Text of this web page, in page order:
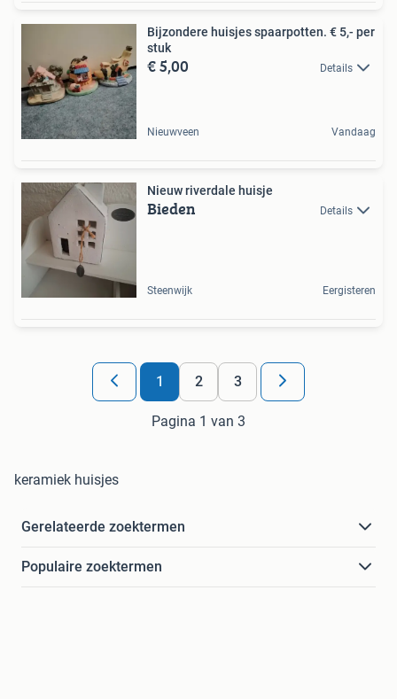
Bijzondere huisjes spaarpotten. € 5,- per
stuk
€ 5,00 Details
Nieuwveen Vandaag
Nieuw riverdale huisje
Bieden Details
Steenwijk Eergisteren
1 2 3
Pagina 1 van 3
keramiek huisjes
Gerelateerde zoektermen
Populaire zoektermen